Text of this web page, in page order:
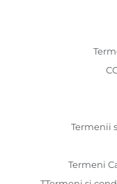
Termenii
Termeni